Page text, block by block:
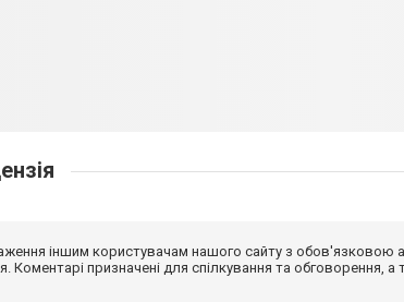
іншим користувачам нашого сайту з обов'язковою
призначені для спілкування та обговорення, а